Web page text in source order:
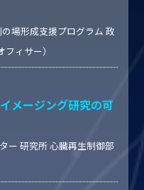
の場形成支援プログラム 政
ィサー）
メージング研究の可
ー 研究所 心臓再生制御部